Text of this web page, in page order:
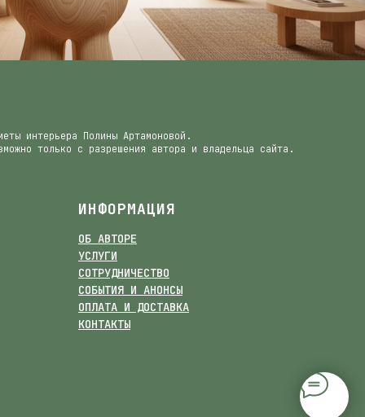
интерьера Полины Артамоновой.
только с разрешения автора и владельца сайта.
ИНФОРМАЦИЯ
ОБ АВТОРЕ
УСЛУГИ
СОТРУДНИЧЕСТВО
СОБЫТИЯ И АНОНСЫ
ОПЛАТА И ДОСТАВКА
КОНТАКТЫ